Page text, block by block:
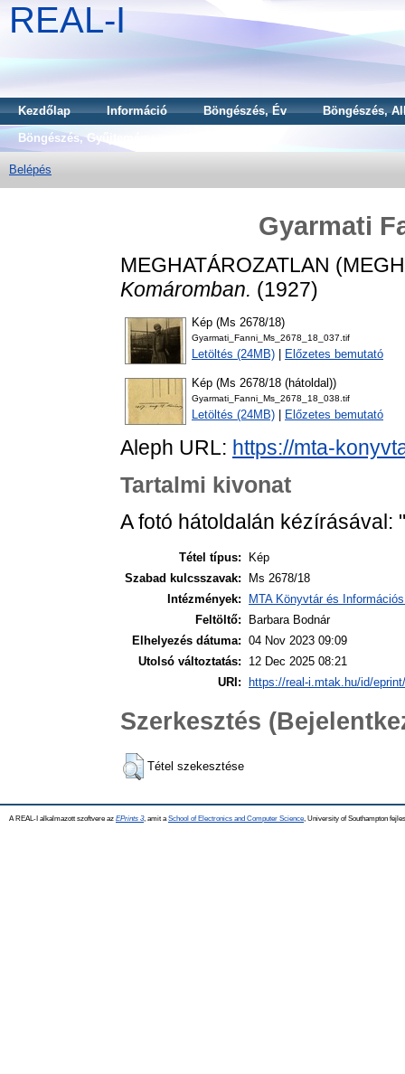
REAL-I
Kezdőlap Információ Böngészés, Év
Böngészés,
Böngészés, Gyűjtemény
Belépés
Gyarmati
MEGHATÁROZATLAN
Komáromban. (1927)
Kép (Ms 2678/18)
Gyarmati_Fanni_Ms_2678_18_037.tif
Letöltés (24MB) Előzetes bemutató
Kép (Ms 2678/18 (hátoldal))
Gyarmati_Fanni_Ms_2678_18_038.tif
Letöltés (24MB) Előzetes bemutató
Aleph URL: https://mta-
Tartalmi kivonat
A fotó hátoldalán kézírásával:
Tétel típus:
Kép
Szabad kulcsszavak:
Ms 2678/18
Intézmények:
MTA Könyvtár és
Feltöltő:
Barbara Bodnár
Elhelyezés dátuma: 04 Nov 2023 09:09
Utolsó változtatás:
12 Dec 2025 08:21
URI:
https://real-i.mtak.hu/id/
Szerkesztés
Tétel szekesztése
A REAL-I alkalmazott szoftvere az EPrints 3, amit a School of Electronics and Computer Science , University of Southampton